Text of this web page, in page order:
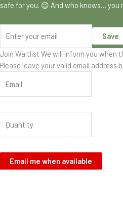
safe for you. 😉 And who knows…
Save
Join Waitlist We will inform you when
Please leave your valid email address
Email me when available